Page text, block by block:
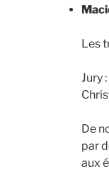
Les
Jury
De
par
aux